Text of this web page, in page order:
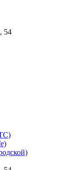
54